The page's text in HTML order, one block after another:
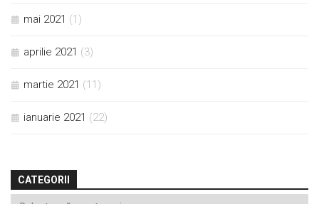
mai 2021 (1)
aprilie 2021 (3)
martie 2021 (11)
ianuarie 2021 (22)
CATEGORII